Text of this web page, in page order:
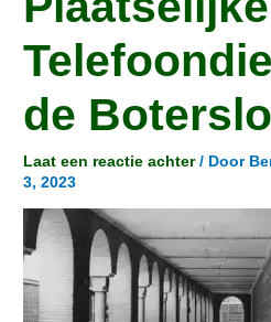
de
Laat een reactie achter / Door
3, 2023